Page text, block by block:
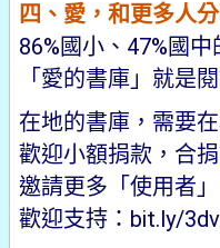
四、愛，和更多人分
86%國小、47%國
「愛的書庫」就是
在地的書庫，需要在
歡迎小額捐款，合捐
邀請更多「使用者
歡迎支持： bit.ly/